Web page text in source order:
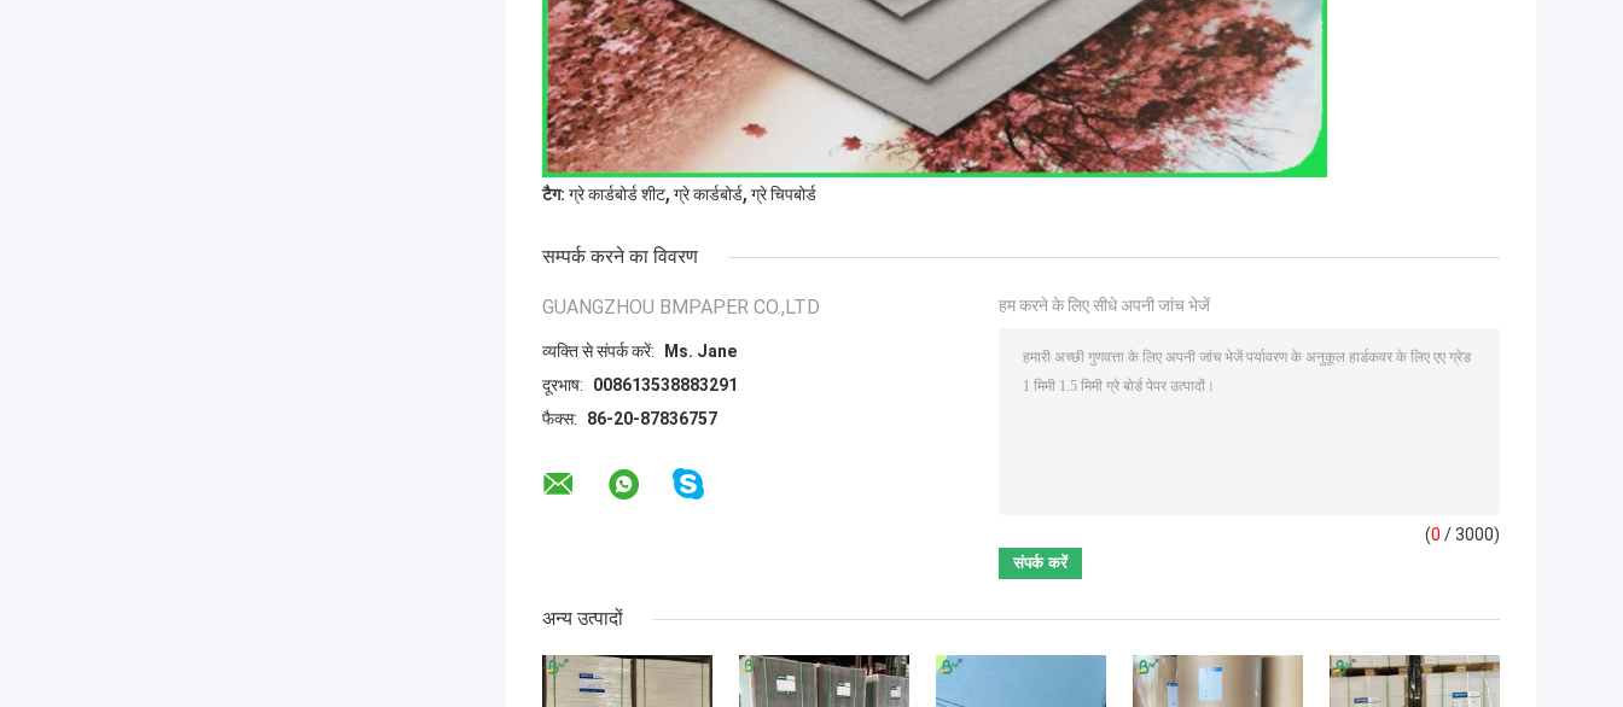
टैग: ग्रे कार्डबोर्ड शीट, ग्रे कार्डबोर्ड, ग्रे चिपबोर्ड
सम्पर्क करने का विवरण
GUANGZHOU BMPAPER CO.,LTD
व्यक्ति से संपर्क करें:
Ms. Jane
दूरभाष:
008613538883291
फैक्स:
86-20-87836757
हम करने के लिए सीधे अपनी जांच भेजें
(0 / 3000)
अन्य उत्पादों